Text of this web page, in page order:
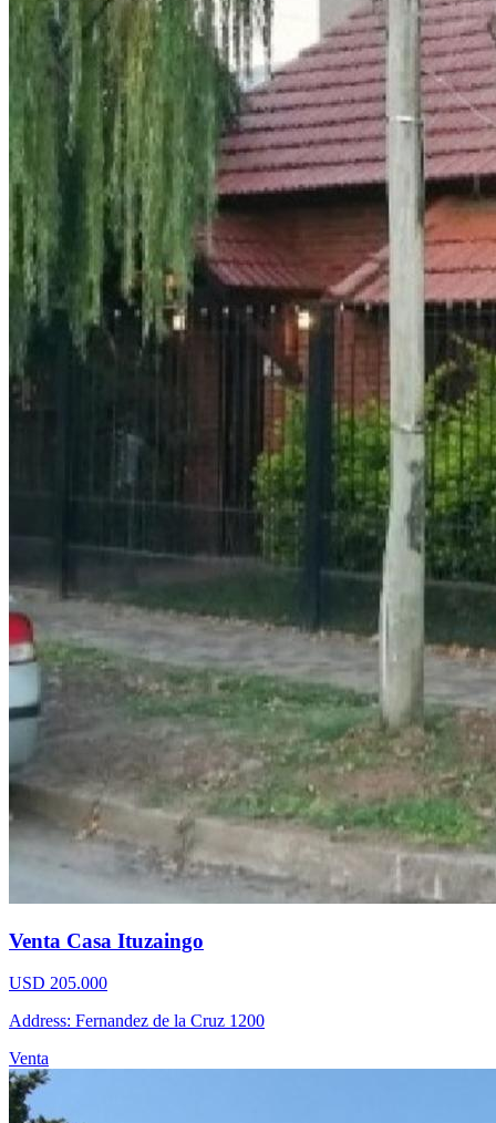
Venta Casa Ituzaingo
USD 205.000
Address: Fernandez de la Cruz 1200
Venta